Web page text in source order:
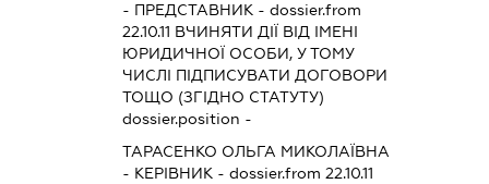
- ПРЕДСТАВНИК - dossier.from
22.10.11 ВЧИНЯТИ ДІЇ ВІД ІМЕНІ
ЮРИДИЧНОЇ ОСОБИ, У ТОМУ
ЧИСЛІ ПІДПИСУВАТИ ДОГОВОРИ
ТОЩО (ЗГІДНО СТАТУТУ)
dossier.position -
ТАРАСЕНКО ОЛЬГА МИКОЛАЇВНА
- КЕРІВНИК - dossier.from 22.10.11